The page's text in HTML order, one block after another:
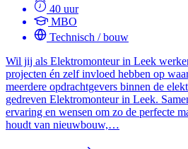
40 uur
MBO
Technisch / bouw
Wil jij als Elektromonteur in Leek
projecten én zelf invloed hebben op
meerdere opdrachtgevers binnen de
gedreven Elektromonteur in Leek.
ervaring en wensen om zo de perfecte
houdt van nieuwbouw,…